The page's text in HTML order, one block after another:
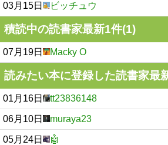
03月15日 ビッチュウ
積読中の読書家最新1件(1)
07月19日 Macky O
読みたい本に登録した読書家最
01月16日 tt23836148
06月10日 muraya23
05月24日 🤖